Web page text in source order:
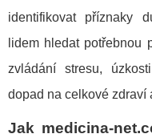
identifikovat příznaky
lidem hledat potřebnou
zvládání stresu,
dopad na celkové zdraví
Jak medicina-